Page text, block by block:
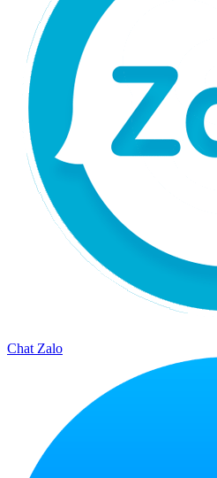
Chat Zalo